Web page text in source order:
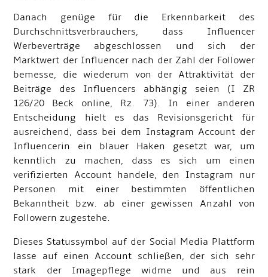
Danach genüge für die Erkennbarkeit des
Durchschnittsverbrauchers, dass Influencer
Werbeverträge abgeschlossen und sich der
Marktwert der Influencer nach der Zahl der Follower
bemesse, die wiederum von der Attraktivität der
Beiträge des Influencers abhängig seien (I ZR
126/20 Beck online, Rz. 73). In einer anderen
Entscheidung hielt es das Revisionsgericht für
ausreichend, dass bei dem Instagram Account der
Influencerin ein blauer Haken gesetzt war, um
kenntlich zu machen, dass es sich um einen
verifizierten Account handele, den Instagram nur
Personen mit einer bestimmten öffentlichen
Bekanntheit bzw. ab einer gewissen Anzahl von
Followern zugestehe.
Dieses Statussymbol auf der Social Media Plattform
lasse auf einen Account schließen, der sich sehr
stark der Imagepflege widme und aus rein